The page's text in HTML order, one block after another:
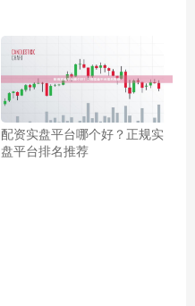
配资实盘平台哪个好？正规实
盘平台排名推荐